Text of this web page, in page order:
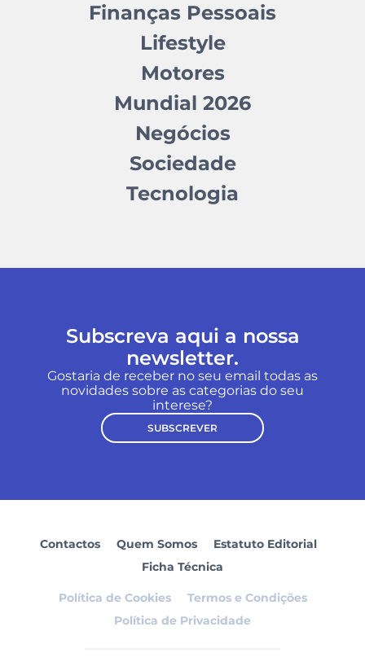
Finanças Pessoais
Lifestyle
Motores
Mundial 2026
Negócios
Sociedade
Tecnologia
Subscreva aqui a nossa
newsletter.
Gostaria de receber no seu email todas as
novidades sobre as categorias do seu
interese?
SUBSCREVER
Contactos Quem Somos
Estatuto Editorial
Ficha Técnica
Política de Cookies
Termos e Condições
Política de Privacidade